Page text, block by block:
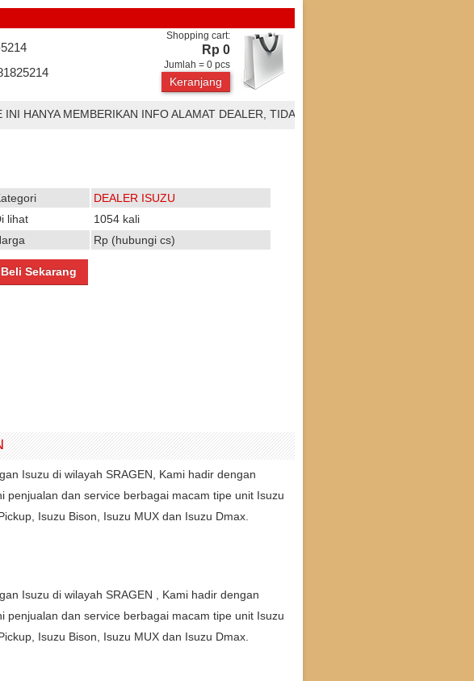
Shopping cart:
Rp 0
Jumlah = 0 pcs
Keranjang
MEMBERIKAN INFO ALAMAT DEALER, TIDAK BERTANGGUNG JAWAB DENGAN
DEALER ISUZU
lihat
1054 kali
Rp (hubungi cs)
Beli Sekarang
Isuzu di wilayah SRAGEN, Kami hadir dengan
dan service berbagai macam tipe unit Isuzu
Isuzu Bison, Isuzu MUX dan Isuzu Dmax.
Isuzu di wilayah SRAGEN , Kami hadir dengan
dan service berbagai macam tipe unit Isuzu
Isuzu Bison, Isuzu MUX dan Isuzu Dmax.